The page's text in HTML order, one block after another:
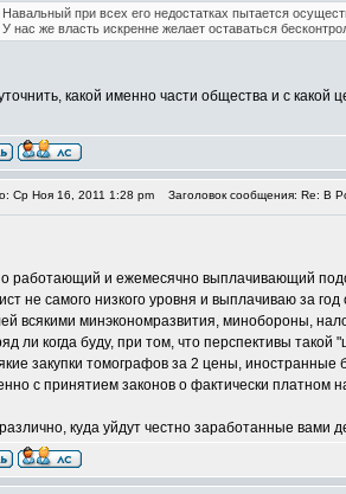
Навальный при всех его недостатках пытается
У нас же власть искренне желает оставаться
какой именно части общества и с какой
Ср Ноя 16, 2011 1:28 pm Заголовок сообщения: Re: В
работающий и ежемесячно выплачивающий
не самого низкого уровня и выплачиваю за
всякими минэкономразвития, минобороны,
ли когда буду, при том, что перспективы
закупки томографов за 2 цены,
с принятием законов о фактически платном
куда уйдут честно заработанные вами